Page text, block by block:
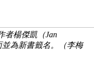
者楊傑凱（Jan
並為新書籤名。（李梅